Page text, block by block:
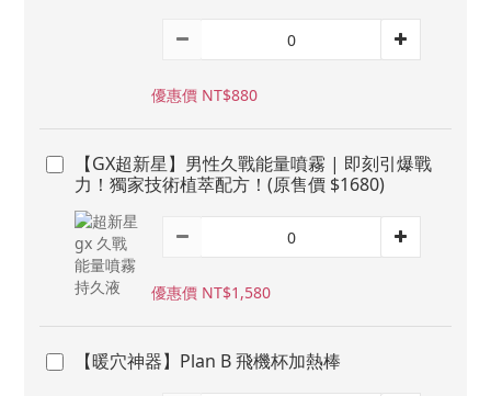
優惠價 NT$880
【GX超新星】男性久戰能量噴霧 | 即刻引爆戰
力！獨家技術植萃配方！(原售價 $1680)
優惠價 NT$1,580
【暖穴神器】Plan B 飛機杯加熱棒